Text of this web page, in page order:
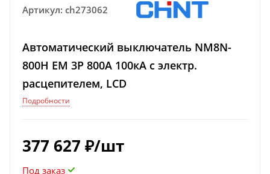
Артикул: ch273062
Автоматический выключатель NM8N-
800H EM 3P 800А 100кА с электр.
расцепителем, LCD
Подробности
377 627 ₽/шт
Под заказ